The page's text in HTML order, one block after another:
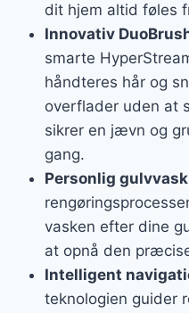
dit hjem altid føles
Innovativ
smarte
håndteres hår og
overflader uden at
sikrer en jævn og
gang.
Personlig gulvvask
vasken efter dine
at opnå den
Intelligent
teknologien guider